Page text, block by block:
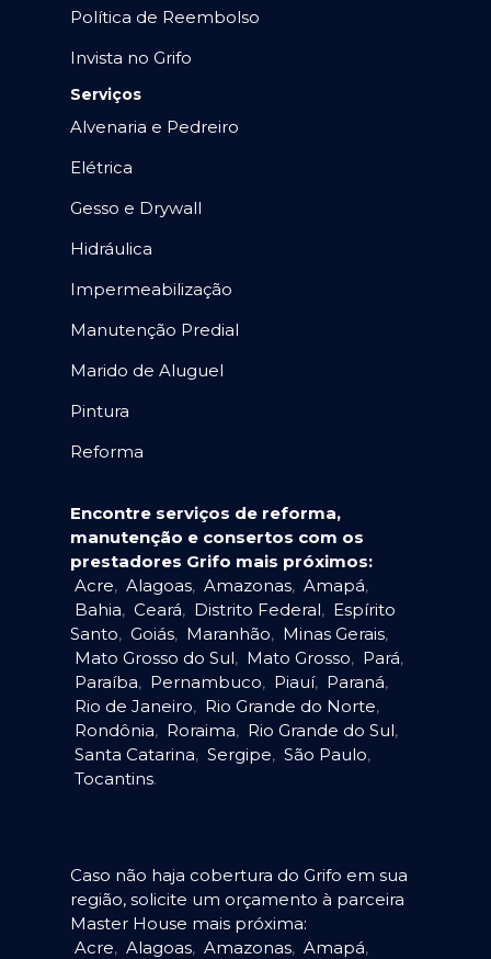
Política de Reembolso
Invista no Grifo
Serviços
Alvenaria e Pedreiro
Elétrica
Gesso e Drywall
Hidráulica
Impermeabilização
Manutenção Predial
Marido de Aluguel
Pintura
Reforma
Encontre serviços de reforma,
manutenção e consertos com os
prestadores Grifo mais próximos:
Acre, Alagoas, Amazonas, Amapá,
Bahia, Ceará, Distrito Federal, Espírito
Santo, Goiás, Maranhão, Minas Gerais,
Mato Grosso do Sul, Mato Grosso, Pará,
Paraíba, Pernambuco, Piauí, Paraná,
Rio de Janeiro, Rio Grande do Norte,
Rondônia, Roraima, Rio Grande do Sul,
Santa Catarina, Sergipe, São Paulo,
Tocantins.
Caso não haja cobertura do Grifo em sua
região, solicite um orçamento à parceira
Master House mais próxima:
Acre, Alagoas, Amazonas, Amapá,